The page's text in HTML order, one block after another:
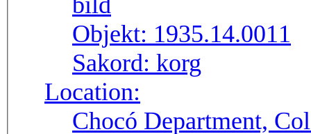
Objekt: 1935.14.0011
Sakord: korg
Location:
Chocó Department,